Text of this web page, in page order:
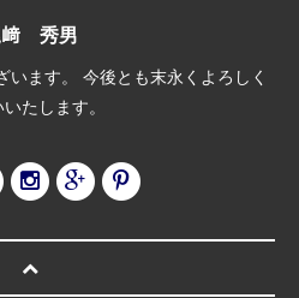
﨑 秀男
います。 今後とも末永くよろしく
たします。